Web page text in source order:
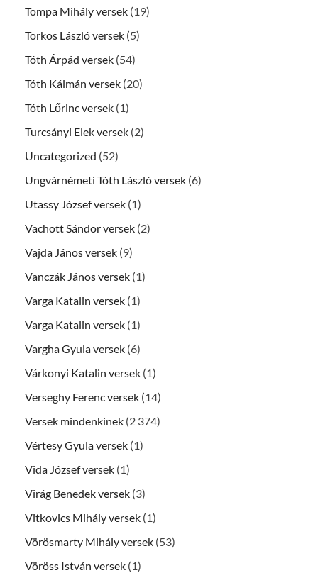
Tompa Mihály versek (19)
Torkos László versek (5)
Tóth Árpád versek (54)
Tóth Kálmán versek (20)
Tóth Lőrinc versek (1)
Turcsányi Elek versek (2)
Uncategorized (52)
Ungvárnémeti Tóth László versek (6)
Utassy József versek (1)
Vachott Sándor versek (2)
Vajda János versek (9)
Vanczák János versek (1)
Varga Katalin versek (1)
Varga Katalin versek (1)
Vargha Gyula versek (6)
Várkonyi Katalin versek (1)
Verseghy Ferenc versek (14)
Versek mindenkinek (2 374)
Vértesy Gyula versek (1)
Vida József versek (1)
Virág Benedek versek (3)
Vitkovics Mihály versek (1)
Vörösmarty Mihály versek (53)
Vöröss István versek (1)